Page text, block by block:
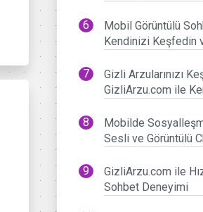
Mobil Görüntülü
Kendinizi Keşfedin
Gizli Arzularınızı
GizliArzu.com ile
Mobilde
Sesli ve Görüntülü
GizliArzu.com ile
Sohbet Deneyimi